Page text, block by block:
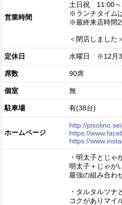
営業時間
土日祝 11:00～
※ランチタイム
※最終来店時間
＜閉店しました
定休日 水曜日 ※12月
席数 90席
個室 無
駐車場 有(38台)
ホームページ
http://
https://
https://
・明太子とじゃ
明太子＋じゃが
最強の組み合わ
・タルタルツナ
コクがありマイ